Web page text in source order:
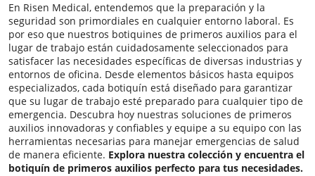
En Risen Medical, entendemos que la preparación y la
seguridad son primordiales en cualquier entorno laboral. Es
por eso que nuestros botiquines de primeros auxilios para el
lugar de trabajo están cuidadosamente seleccionados para
satisfacer las necesidades específicas de diversas industrias y
entornos de oficina. Desde elementos básicos hasta equipos
especializados, cada botiquín está diseñado para garantizar
que su lugar de trabajo esté preparado para cualquier tipo de
emergencia. Descubra hoy nuestras soluciones de primeros
auxilios innovadoras y confiables y equipe a su equipo con las
herramientas necesarias para manejar emergencias de salud
de manera eficiente. Explora nuestra colección y encuentra el
botiquín de primeros auxilios perfecto para tus necesidades.